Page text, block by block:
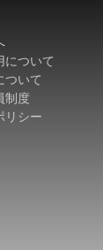
について
ついて
制度
リシー